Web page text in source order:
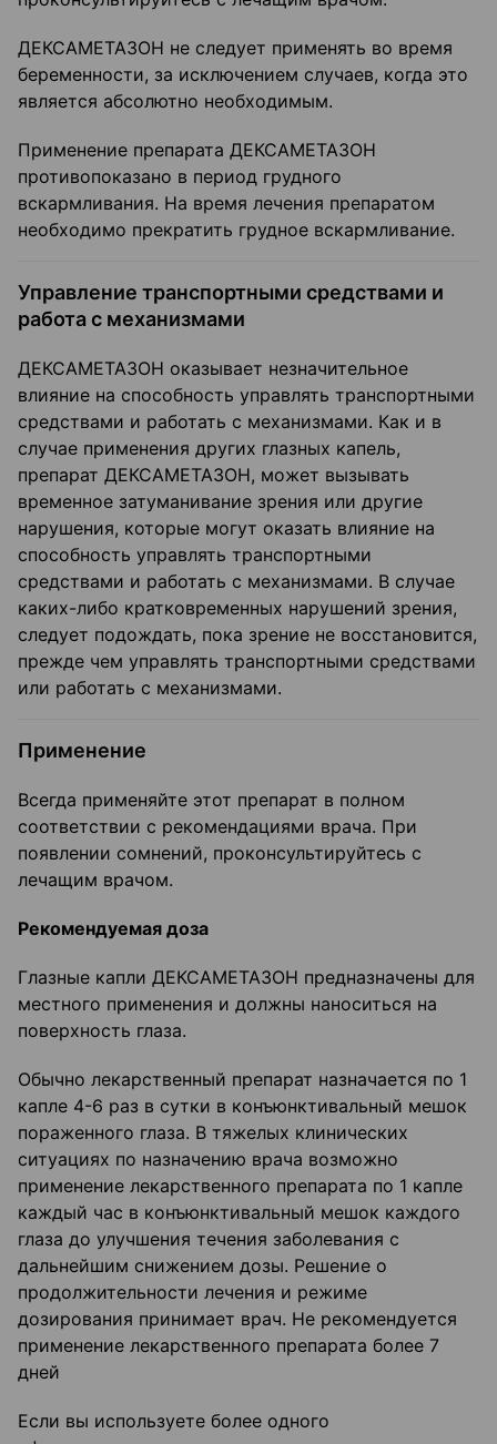
ДЕКСАМЕТАЗОН не следует применять во время
беременности, за исключением случаев, когда это
является абсолютно необходимым.
Применение препарата ДЕКСАМЕТАЗОН
противопоказано в период грудного
вскармливания. На время лечения препаратом
необходимо прекратить грудное вскармливание.
Управление транспортными средствами и
работа с механизмами
ДЕКСАМЕТАЗОН оказывает незначительное
влияние на способность управлять транспортными
средствами и работать с механизмами. Как и в
случае применения других глазных капель,
препарат ДЕКСАМЕТАЗОН, может вызывать
временное затуманивание зрения или другие
нарушения, которые могут оказать влияние на
способность управлять транспортными
средствами и работать с механизмами. В случае
каких-либо кратковременных нарушений зрения,
следует подождать, пока зрение не восстановится,
прежде чем управлять транспортными средствами
или работать с механизмами.
Применение
Всегда применяйте этот препарат в полном
соответствии с рекомендациями врача. При
появлении сомнений, проконсультируйтесь с
лечащим врачом.
Рекомендуемая доза
Глазные капли ДЕКСАМЕТАЗОН предназначены для
местного применения и должны наноситься на
поверхность глаза.
Обычно лекарственный препарат назначается по 1
капле 4-6 раз в сутки в конъюнктивальный мешок
пораженного глаза. В тяжелых клинических
ситуациях по назначению врача возможно
применение лекарственного препарата по 1 капле
каждый час в конъюнктивальный мешок каждого
глаза до улучшения течения заболевания с
дальнейшим снижением дозы. Решение о
продолжительности лечения и режиме
дозирования принимает врач. Не рекомендуется
применение лекарственного препарата более 7
дней
Если вы используете более одного